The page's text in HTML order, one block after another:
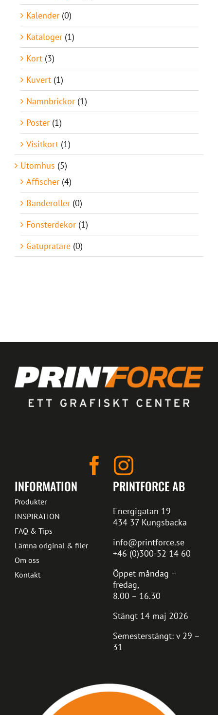
Kalender (0)
Kataloger (1)
Kort (3)
Kuvert (1)
Namnbrickor (1)
Poster (1)
Visitkort (1)
Utomhus (5)
Affischer (4)
Banderoller (0)
Fönsterdekor (1)
Gatupratare (0)
PRINTFORCE AB
Energigatan 19
434 37 Kungsbacka
info@printforce.se
+46 (0)300-52 14 60
Öppet måndag –
fredag,
8.00 – 16.30
Stängt 14 maj 2026
Semesterstängt: v 29 –
31
INFORMATION
Produkter
INSPIRATION
FAQ & Tips
Lämna original & filer
Om oss
Kontakt